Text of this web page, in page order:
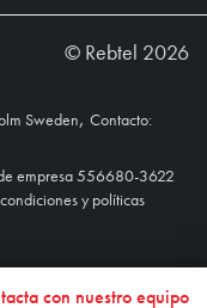
con nuestro equipo
© Rebtel 2026
Sweden, Contacto:
empresa 556680-3622
y políticas